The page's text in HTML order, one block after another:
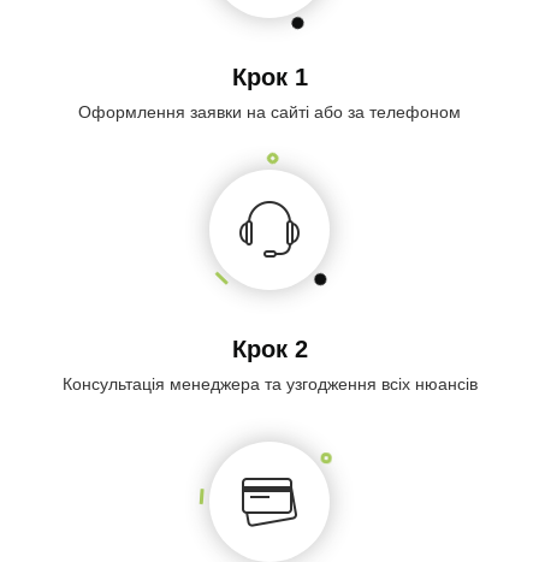
Крок 1
Оформлення заявки на сайті або за телефоном
Крок 2
Консультація менеджера та узгодження всіх нюансів